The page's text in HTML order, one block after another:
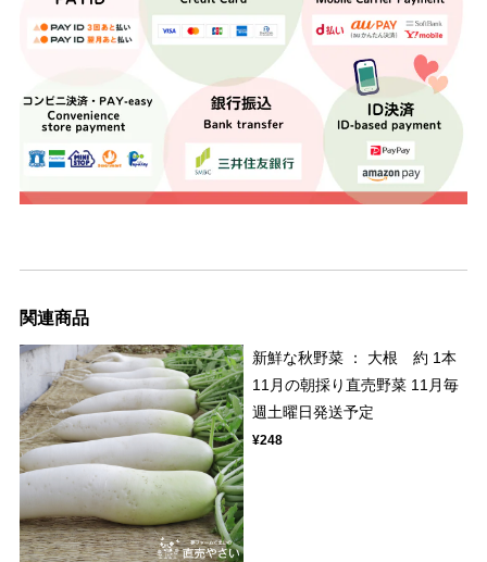
関連商品
新鮮な秋野菜 ： 大根 約 1本
11月の朝採り直売野菜 11月毎
週土曜日発送予定
¥248